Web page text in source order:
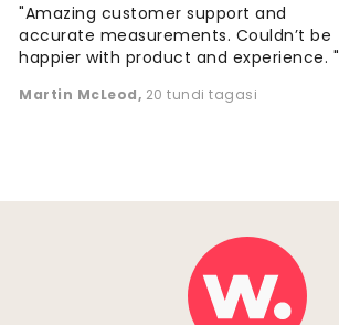
"Amazing customer support and
accurate measurements. Couldn’t be
happier with product and experience. "
Martin McLeod, 20 tundi tagasi